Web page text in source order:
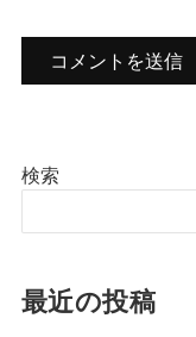
検索
最近の投稿